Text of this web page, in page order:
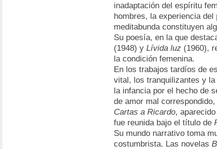
inadaptación del espíritu
hombres, la experiencia
meditabunda constituyen
Su poesía, en la que
(1948) y Lívida luz (1960),
la condición femenina.
En los trabajos tardíos de
vital, los tranquilizantes y
la infancia por el hecho de
de amor mal
Cartas a Ricardo,
fue reunida bajo el título de
Su mundo narrativo toma
costumbrista. Las novelas